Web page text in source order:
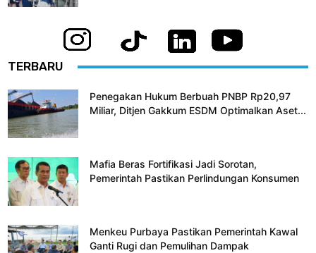
TERBARU
Penegakan Hukum Berbuah PNBP Rp20,97
Miliar, Ditjen Gakkum ESDM Optimalkan Aset...
Mafia Beras Fortifikasi Jadi Sorotan,
Pemerintah Pastikan Perlindungan Konsumen
Menkeu Purbaya Pastikan Pemerintah Kawal
Ganti Rugi dan Pemulihan Dampak